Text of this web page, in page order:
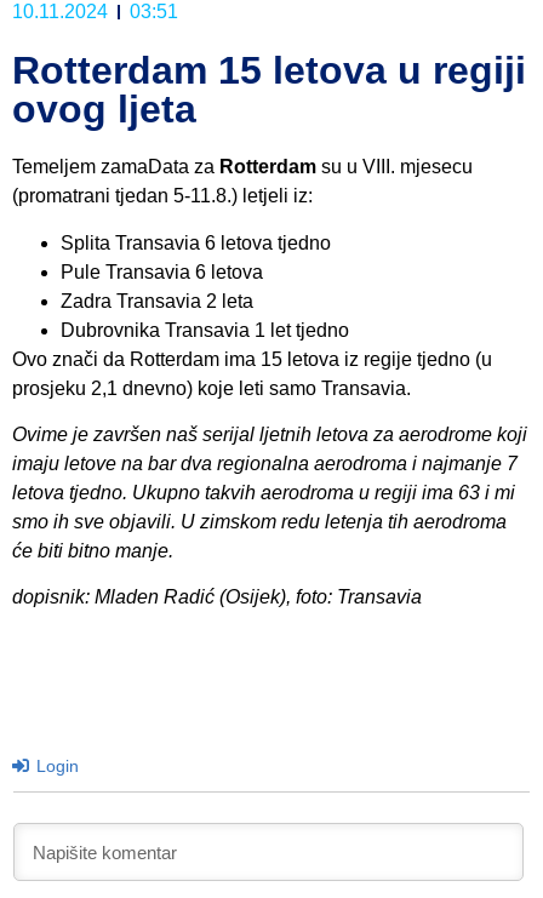
10.11.2024 03:51
Rotterdam 15 letova u regiji
ovog ljeta
Temeljem zamaData za Rotterdam su u VIII. mjesecu
(promatrani tjedan 5-11.8.) letjeli iz:
Splita Transavia 6 letova tjedno
Pule Transavia 6 letova
Zadra Transavia 2 leta
Dubrovnika Transavia 1 let tjedno
Ovo znači da Rotterdam ima 15 letova iz regije tjedno (u
prosjeku 2,1 dnevno) koje leti samo Transavia.
Ovime je završen naš serijal ljetnih letova za aerodrome koji
imaju letove na bar dva regionalna aerodroma i najmanje 7
letova tjedno. Ukupno takvih aerodroma u regiji ima 63 i mi
smo ih sve objavili. U zimskom redu letenja tih aerodroma
će biti bitno manje.
dopisnik: Mladen Radić (Osijek), foto: Transavia
Login